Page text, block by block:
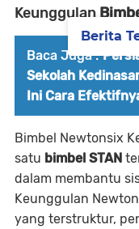
Keunggulan
Baca Juga :
Sekolah
Ini Cara
Bimbel Newtonsix
satu bimbel STAN
dalam membantu
Keunggulan
yang terstruktur,
Berita